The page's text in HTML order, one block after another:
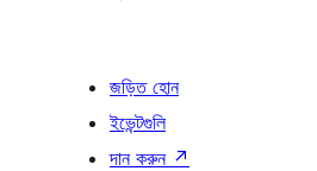
জড়িত হোন
ইভেন্টগুলি
দান করুন ↗